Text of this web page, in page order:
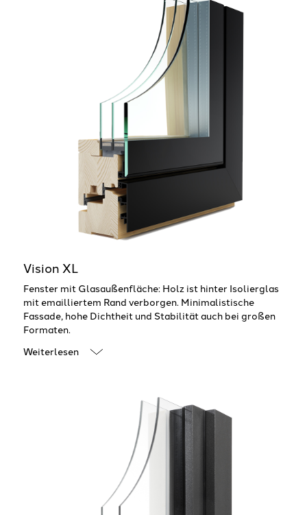
Vision XL
Fenster mit Glasaußenfläche: Holz ist hinter Isolierglas
mit emailliertem Rand verborgen. Minimalistische
Fassade, hohe Dichtheit und Stabilität auch bei großen
Formaten.
Weiterlesen